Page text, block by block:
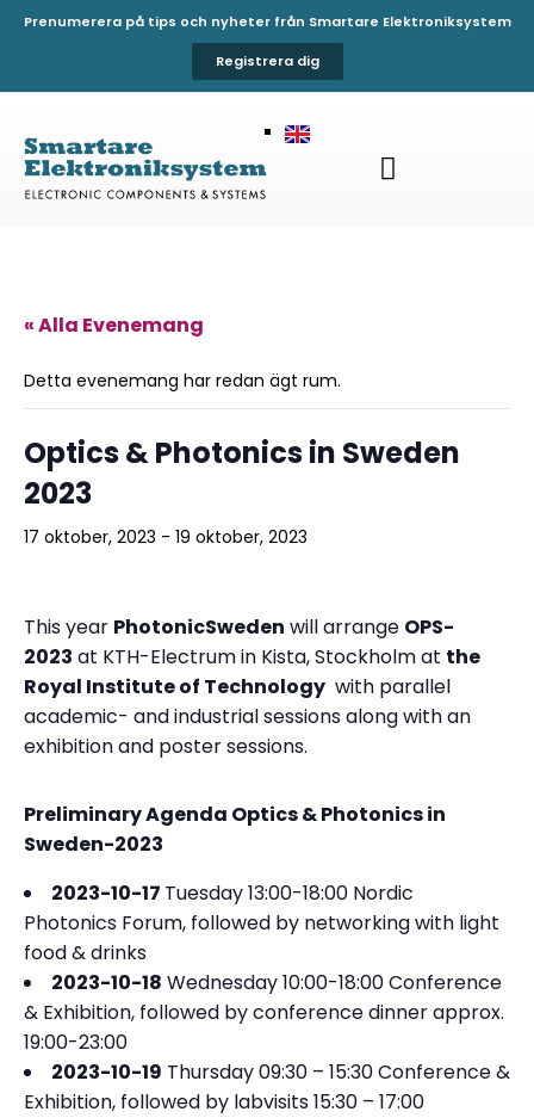
Prenumerera på tips och nyheter från Smartare Elektroniksystem
Registrera dig
« Alla Evenemang
Detta evenemang har redan ägt rum.
Optics & Photonics in Sweden
2023
17 oktober, 2023 - 19 oktober, 2023
This year PhotonicSweden will arrange OPS-
2023 at KTH-Electrum in Kista, Stockholm at the
Royal Institute of Technology with parallel
academic- and industrial sessions along with an
exhibition and poster sessions.
Preliminary Agenda Optics & Photonics in
Sweden-2023
2023-10-17 Tuesday 13:00-18:00 Nordic
Photonics Forum, followed by networking with light
food & drinks
2023-10-18 Wednesday 10:00-18:00 Conference
& Exhibition, followed by conference dinner approx.
19:00-23:00
2023-10-19 Thursday 09:30 – 15:30 Conference &
Exhibition, followed by labvisits 15:30 – 17:00